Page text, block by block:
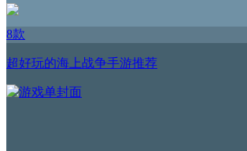
8款
超好玩的海上战争手游推荐